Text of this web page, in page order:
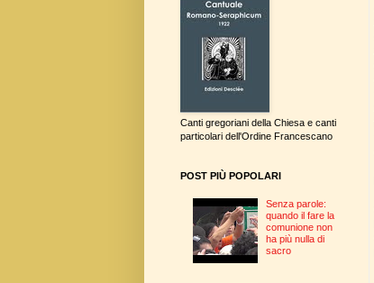
Canti gregoriani della Chiesa e canti
particolari dell'Ordine Francescano
POST PIÙ POPOLARI
Senza parole:
quando il fare la
comunione non
ha più nulla di
sacro